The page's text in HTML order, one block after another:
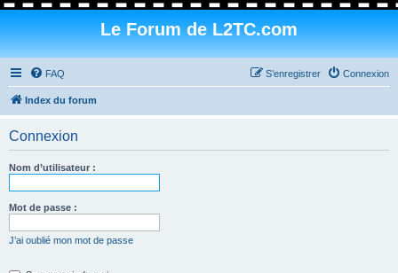
Le Forum de L2TC.com
FAQ Connexion
S’enregistrer
Index du forum
Connexion
Nom d’utilisateur :
Mot de passe :
J’ai oublié mon mot de passe